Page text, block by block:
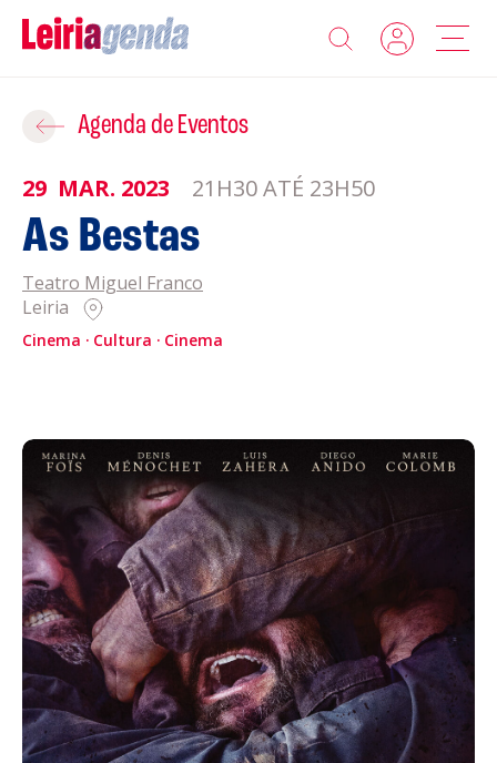
Agenda
Sobre a Leiriagenda
Promotores
Clubes Desportivos
Política de Privacidade
Política de Cookies
Acompanhe a Leiria Agenda
CULTURA
DESPORTO
Agenda de Eventos
29 MAR. 2023 21H30 ATÉ 23H50
As Bestas
Teatro Miguel Franco
Leiria
Cinema Cultura Cinema
Adicionar ao Roteiro
ROTEIROS EXISTENTES
CRIAR NOVO